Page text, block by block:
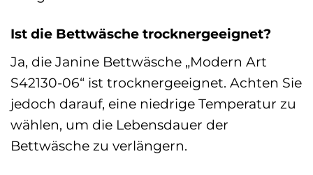
Ist die Bettwäsche trocknergeeignet?
Ja, die Janine Bettwäsche „Modern Art
S42130-06“ ist trocknergeeignet. Achten Sie
jedoch darauf, eine niedrige Temperatur zu
wählen, um die Lebensdauer der
Bettwäsche zu verlängern.